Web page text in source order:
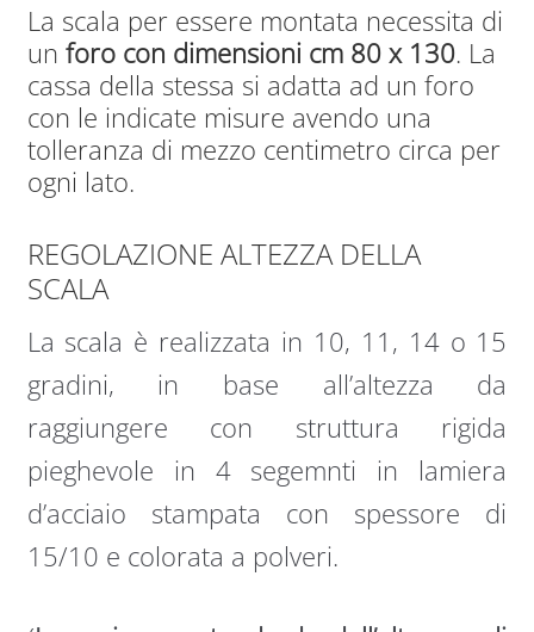
La scala per essere montata necessita di
un foro con dimensioni cm 80 x 130. La
cassa della stessa si adatta ad un foro
con le indicate misure avendo una
tolleranza di mezzo centimetro circa per
ogni lato.
REGOLAZIONE ALTEZZA DELLA
SCALA
La scala è realizzata in 10, 11, 14 o 15
gradini, in base all’altezza da
raggiungere con struttura rigida
pieghevole in 4 segemnti in lamiera
d’acciaio stampata con spessore di
15/10 e colorata a polveri.